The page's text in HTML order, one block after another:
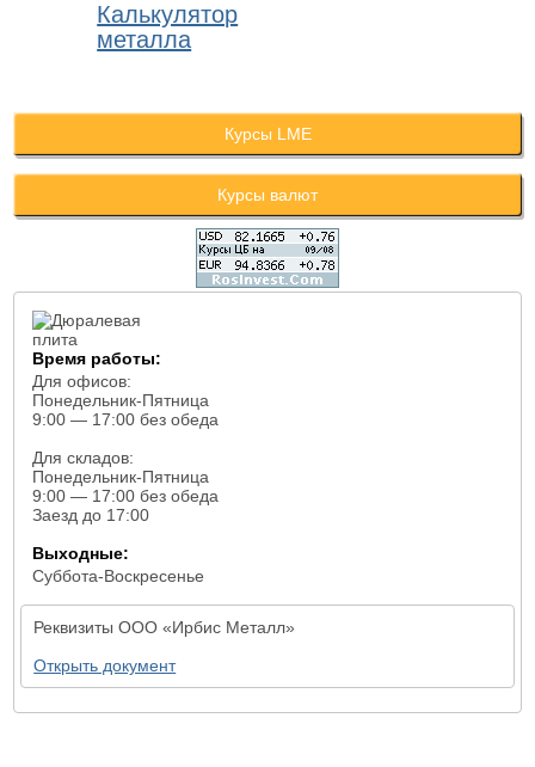
Калькулятор
металла
Курсы LME
Курсы валют
Время работы:
Для офисов:
Понедельник-Пятница
9:00 — 17:00 без обеда
Для складов:
Понедельник-Пятница
9:00 — 17:00 без обеда
Заезд до 17:00
Выходные:
Суббота-Воскресенье
Реквизиты ООО «Ирбис Металл»
Открыть документ